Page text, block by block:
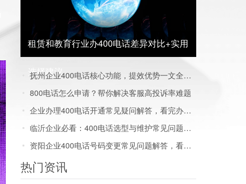
租赁和教育行业办400电话差异对比+实用
选择建议
抚州企业400电话核心功能，提效优势一文全解析
800电话怎么申请？帮你解决客服高投诉率难题
企业办理400电话开通常见疑问解答，看完办事少走弯路
临沂企业必看：400电话选型与维护常见问题解答
资阳企业400电话号码变更常见问题解答，看完少走弯路
热门资讯